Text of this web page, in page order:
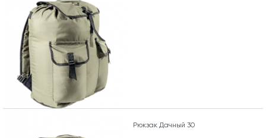
Рюкзак Дачный 30